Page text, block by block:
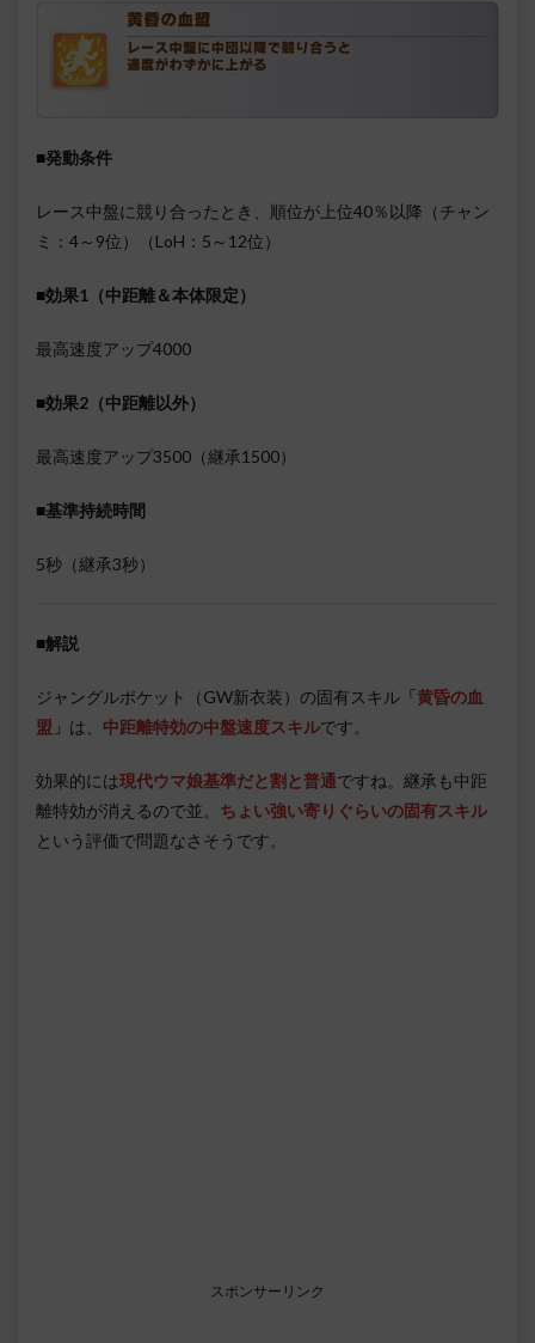
■発動条件
レース中盤に競り合ったとき、順位が上位40％以降（チャン
ミ：4～9位）（LoH：5～12位）
■効果1（中距離＆本体限定）
最高速度アップ4000
■効果2（中距離以外）
最高速度アップ3500（継承1500）
■基準持続時間
5秒（継承3秒）
■解説
ジャングルポケット（GW新衣装）の固有スキル 「黄昏の血
盟」 は、 中距離特効の中盤速度スキルです。
効果的には現代ウマ娘基準だと割と普通ですね。継承も中距
離特効が消えるので並。 ちょい強い寄りぐらいの固有スキル
という評価で問題なさそうです。
スポンサーリンク